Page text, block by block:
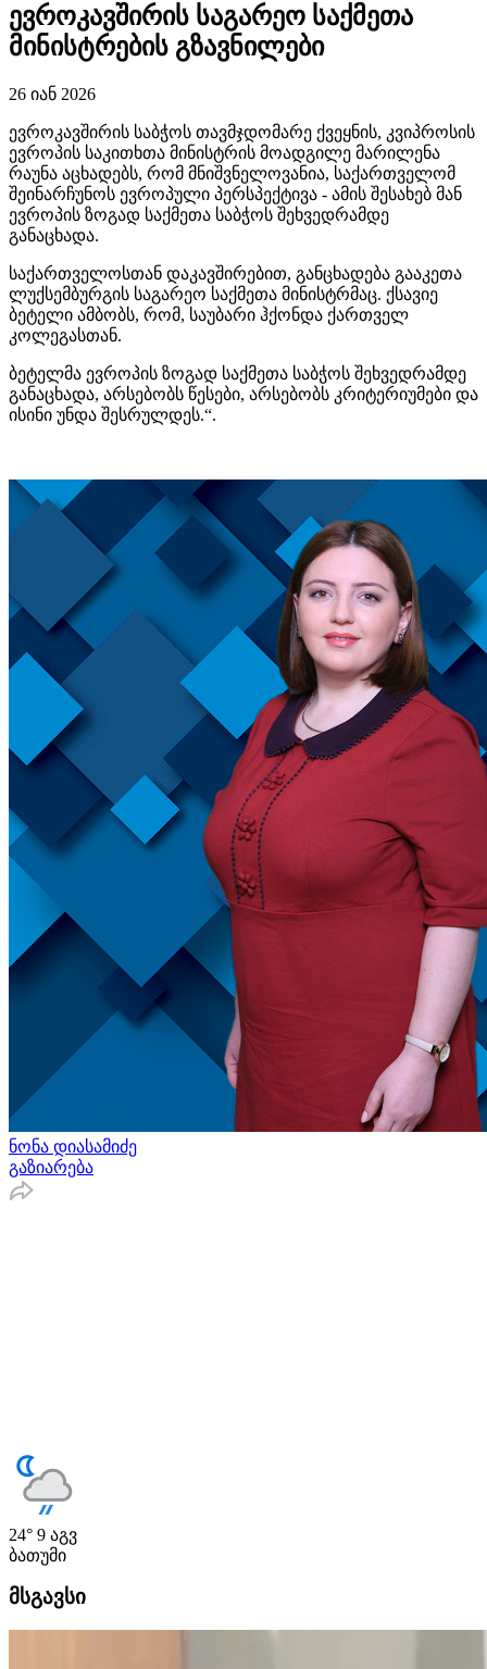
ევროკავშირის საგარეო საქმეთა
მინისტრების გზავნილები
26 იან 2026
ევროკავშირის საბჭოს თავმჯდომარე ქვეყნის, კვიპროსის
ევროპის საკითხთა მინისტრის მოადგილე მარილენა
რაუნა აცხადებს, რომ მნიშვნელოვანია, საქართველომ
შეინარჩუნოს ევროპული პერსპექტივა - ამის შესახებ მან
ევროპის ზოგად საქმეთა საბჭოს შეხვედრამდე
განაცხადა.
საქართველოსთან დაკავშირებით, განცხადება გააკეთა
ლუქსემბურგის საგარეო საქმეთა მინისტრმაც. ქსავიე
ბეტელი ამბობს, რომ, საუბარი ჰქონდა ქართველ
კოლეგასთან.
ბეტელმა ევროპის ზოგად საქმეთა საბჭოს შეხვედრამდე
განაცხადა, არსებობს წესები, არსებობს კრიტერიუმები და
ისინი უნდა შესრულდეს.“.
ნონა დიასამიძე
გაზიარება
24° 9 აგვ
ბათუმი
მსგავსი